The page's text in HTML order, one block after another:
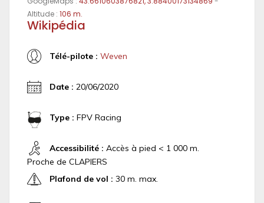
Altitude : 106 m.
Wikipédia
Télé-pilote : Weven
Date : 20/06/2020
Type : FPV Racing
Accessibilité : Accès à pied < 1 000 m.
Proche de CLAPIERS
Plafond de vol : 30 m. max.